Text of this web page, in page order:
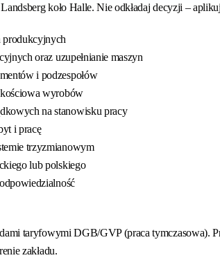
koło Halle. Nie odkładaj decyzji –
produkcyjnych
oraz uzupełnianie maszyn
i podzespołów
wyrobów
na stanowisku pracy
i pracę
trzyzmianowym
lub polskiego
taryfowymi DGB/GVP (praca tymczasowa).
zakładu.